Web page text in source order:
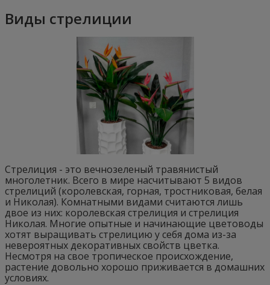
Виды стрелиции
Стрелиция - это вечнозеленый травянистый
многолетник. Всего в мире насчитывают 5 видов
стрелиций (королевская, горная, тростниковая, белая
и Николая). Комнатными видами считаются лишь
двое из них: королевская стрелиция и стрелиция
Николая. Многие опытные и начинающие цветоводы
хотят выращивать стрелицию у себя дома из-за
невероятных декоративных свойств цветка.
Несмотря на свое тропическое происхождение,
растение довольно хорошо приживается в домашних
условиях.